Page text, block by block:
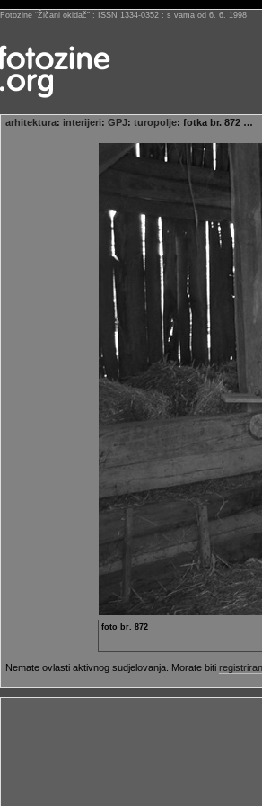
Fotozine “Žičani okidač” : ISSN 1334-0352 : s vama od 6. 6. 1998
arhitektura: interijeri: GPJ: turopolje: fotka br. 872 …
foto br. 872
Nemate ovlasti aktivnog sudjelovanja. Morate biti